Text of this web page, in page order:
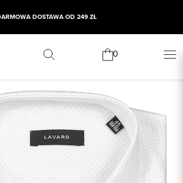
DOSTAWA OD 249 ZŁ
0